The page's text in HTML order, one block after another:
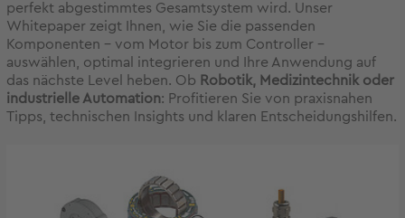
perfekt abgestimmtes Gesamtsystem wird. Unser
Whitepaper zeigt Ihnen, wie Sie die passenden
Komponenten – vom Motor bis zum Controller –
auswählen, optimal integrieren und Ihre Anwendung auf
das nächste Level heben. Ob Robotik, Medizintechnik oder
industrielle Automation: Profitieren Sie von praxisnahen
Tipps, technischen Insights und klaren Entscheidungshilfen.